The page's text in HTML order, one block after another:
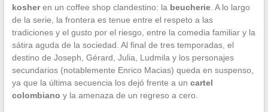
kosheren un coffee shop clandestino: la beucherie. A lo largo
de la serie, la frontera es tenue entre el respeto a las
tradiciones y el gusto por el riesgo, entre la comedia familiar y la
sátira aguda de la sociedad. Al final de tres temporadas, el
destino de Joseph, Gérard, Julia, Ludmila y los personajes
secundarios (notablemente Enrico Macias) queda en suspenso,
ya que la última secuencia los dejó frente a un cartel
colombiano y la amenaza de un regreso a cero.